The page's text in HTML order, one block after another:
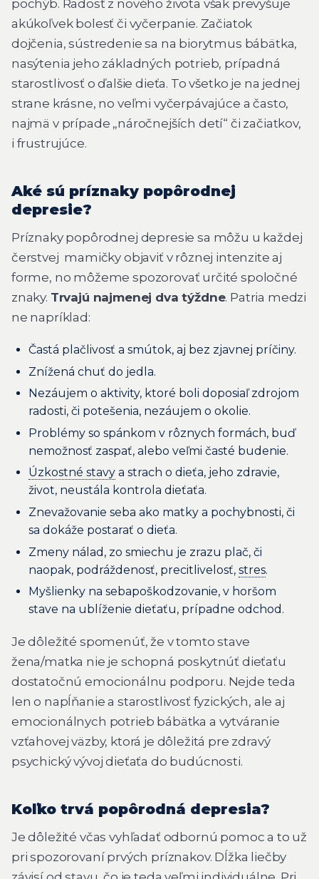
pochýb. Radosť z nového života však prevyšuje
akúkoľvek bolesť či vyčerpanie. Začiatok
dojčenia, sústredenie sa na biorytmus bábätka,
nasýtenia jeho základných potrieb, prípadná
starostlivosť o ďalšie dieťa. To všetko je na jednej
strane krásne, no veľmi vyčerpávajúce a často,
najmä v prípade „náročnejších detí“ či začiatkov,
i frustrujúce.
Aké sú príznaky popôrodnej
depresie?
Príznaky popôrodnej depresie sa môžu u každej
čerstvej mamičky objaviť v rôznej intenzite aj
forme, no môžeme spozorovať určité spoločné
znaky. Trvajú najmenej dva týždne. Patria medzi
ne napríklad:
Častá plačlivosť a smútok, aj bez zjavnej príčiny.
Znížená chuť do jedla.
Nezáujem o aktivity, ktoré boli doposiaľ zdrojom
radosti, či potešenia, nezáujem o okolie.
Problémy so spánkom v rôznych formách, buď
nemožnosť zaspať, alebo veľmi časté budenie.
Úzkostné stavy a strach o dieťa, jeho zdravie,
život, neustála kontrola dieťaťa.
Znevažovanie seba ako matky a pochybnosti, či
sa dokáže postarať o dieťa.
Zmeny nálad, zo smiechu je zrazu plač, či
naopak, podráždenosť, precitlivelosť, stres.
Myšlienky na sebapoškodzovanie, v horšom
stave na ublíženie dieťaťu, prípadne odchod.
Je dôležité spomenúť, že v tomto stave
žena/matka nie je schopná poskytnúť dieťaťu
dostatočnú emocionálnu podporu. Nejde teda
len o napĺňanie a starostlivosť fyzických, ale aj
emocionálnych potrieb bábätka a vytváranie
vzťahovej väzby, ktorá je dôležitá pre zdravý
psychický vývoj dieťaťa do budúcnosti.
Koľko trvá popôrodná depresia?
Je dôležité včas vyhľadať odbornú pomoc a to už
pri spozorovaní prvých príznakov. Dĺžka liečby